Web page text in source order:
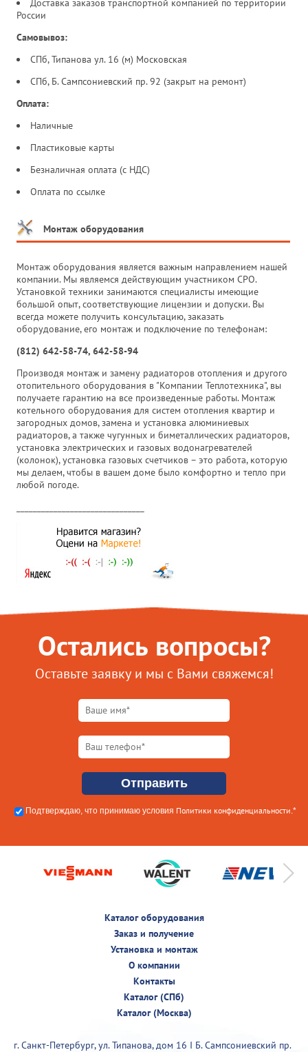
Доставка заказов транспортной компанией по территории
России
Самовывоз:
СПб, Типанова ул. 16 (м) Московская
СПб, Б. Сампсониевский пр. 92 (закрыт на ремонт)
Оплата:
Наличные
Пластиковые карты
Безналичная оплата (с НДС)
Оплата по ссылке
Монтаж оборудования
Монтаж оборудования является важным направлением нашей
компании. Мы являемся действующим участником СРО.
Установкой техники занимаются специалисты имеющие
большой опыт, соответствующие лицензии и допуски. Вы
всегда можете получить консультацию, заказать
оборудование, его монтаж и подключение по телефонам:
(812) 642-58-74, 642-58-94
Производя монтаж и замену радиаторов отопления и другого
отопительного оборудования в "Компании Теплотехника", вы
получаете гарантию на все произведенные работы. Монтаж
котельного оборудования для систем отопления квартир и
загородных домов, замена и установка алюминиевых
радиаторов, а также чугунных и биметаллических радиаторов,
установка электрических и газовых водонагревателей
(колонок), установка газовых счетчиков – это работа, которую
мы делаем, чтобы в вашем доме было комфортно и тепло при
любой погоде.
Остались вопросы?
Оставьте заявку и мы с Вами свяжемся!
Подтверждаю, что принимаю условия Политики конфиденциальности.*
Каталог оборудования
Заказ и получение
Установка и монтаж
О компании
Контакты
Каталог (СПб)
Каталог (Москва)
г. Санкт-Петербург, ул. Типанова, дом 16 I Б. Сампсониевский пр.